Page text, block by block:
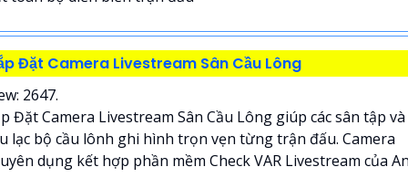
Đặt Camera Livestream Sân Cầu Lông
2647.
Đặt Camera Livestream Sân Cầu Lông giúp các sân tập và
lạc bộ cầu lônh ghi hình trọn vẹn từng trận đấu. Camera
dụng kết hợp phần mềm Check VAR Livestream của